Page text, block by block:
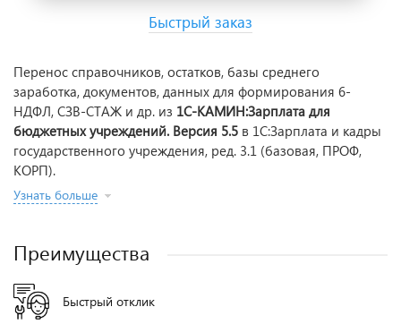
Перенос справочников, остатков, базы среднего
заработка, документов, данных для формирования 6-
НДФЛ, СЗВ-СТАЖ и др. из 1С-КАМИН:Зарплата для
бюджетных учреждений. Версия 5.5 в 1С:Зарплата и кадры
государственного учреждения, ред. 3.1 (базовая, ПРОФ,
КОРП).
Узнать больше
Быстрый заказ
Преимущества
Быстрый отклик